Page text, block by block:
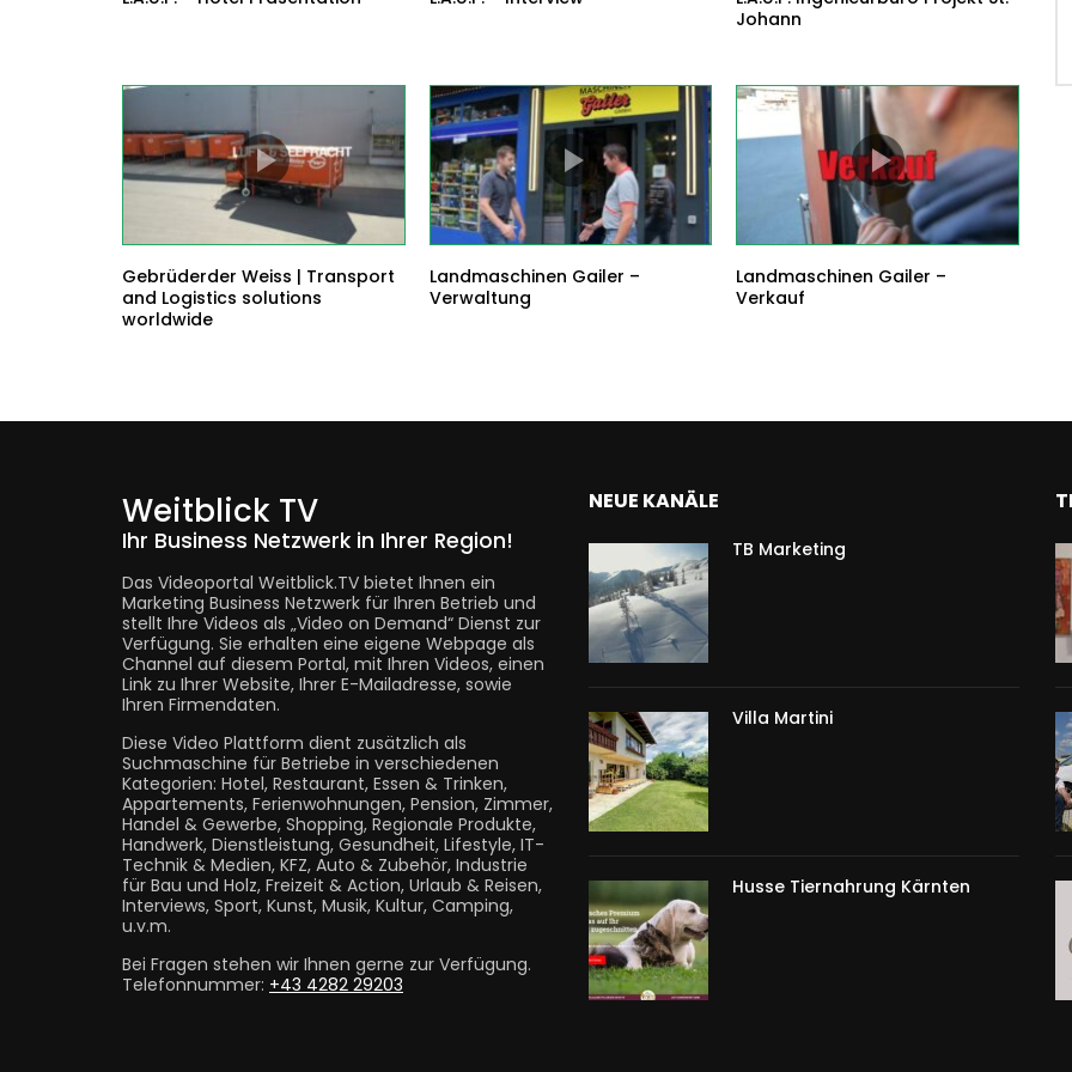
Johann
Gebrüderder Weiss | Transport
and Logistics solutions
worldwide
Landmaschinen Gailer –
Verwaltung
Landmaschinen Gailer –
Verkauf
Weitblick TV
Ihr Business Netzwerk in Ihrer Region!
Das Videoportal Weitblick.TV bietet Ihnen ein
Marketing Business Netzwerk für Ihren Betrieb und
stellt Ihre Videos als „Video on Demand“ Dienst zur
Verfügung. Sie erhalten eine eigene Webpage als
Channel auf diesem Portal, mit Ihren Videos, einen
Link zu Ihrer Website, Ihrer E-Mailadresse, sowie
Ihren Firmendaten.
Diese Video Plattform dient zusätzlich als
Suchmaschine für Betriebe in verschiedenen
Kategorien: Hotel, Restaurant, Essen & Trinken,
Appartements, Ferienwohnungen, Pension, Zimmer,
Handel & Gewerbe, Shopping, Regionale Produkte,
Handwerk, Dienstleistung, Gesundheit, Lifestyle, IT-
Technik & Medien, KFZ, Auto & Zubehör, Industrie
für Bau und Holz, Freizeit & Action, Urlaub & Reisen,
Interviews, Sport, Kunst, Musik, Kultur, Camping,
u.v.m.
Bei Fragen stehen wir Ihnen gerne zur Verfügung.
Telefonnummer: +43 4282 29203
NEUE KANÄLE
TB Marketing
Villa Martini
Husse Tiernahrung Kärnten